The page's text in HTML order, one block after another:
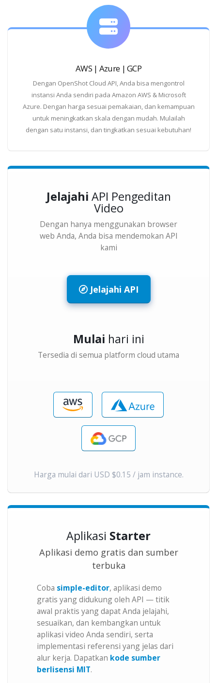
AWS | Azure | GCP
Dengan OpenShot Cloud API, Anda bisa mengontrol
instansi Anda sendiri pada Amazon AWS & Microsoft
Azure. Dengan harga sesuai pemakaian, dan kemampuan
untuk meningkatkan skala dengan mudah. Mulailah
dengan satu instansi, dan tingkatkan sesuai kebutuhan!
Jelajahi API Pengeditan
Video
Dengan hanya menggunakan browser
web Anda, Anda bisa mendemokan API
kami
Jelajahi API
Mulai hari ini
Tersedia di semua platform cloud utama
Harga mulai dari USD $0.15 / jam instance.
Aplikasi Starter
Aplikasi demo gratis dan sumber
terbuka
Coba simple-editor, aplikasi demo
gratis yang didukung oleh API — titik
awal praktis yang dapat Anda jelajahi,
sesuaikan, dan kembangkan untuk
aplikasi video Anda sendiri, serta
implementasi referensi yang jelas dari
alur kerja. Dapatkan kode sumber
berlisensi MIT.